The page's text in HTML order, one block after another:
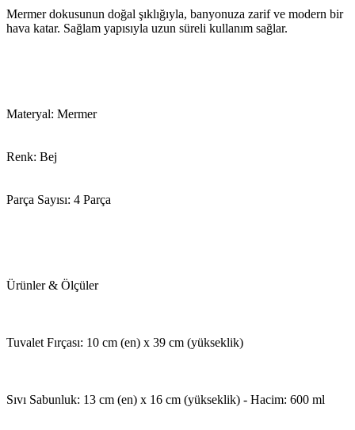
Mermer dokusunun doğal şıklığıyla, banyonuza zarif ve modern bir
hava katar. Sağlam yapısıyla uzun süreli kullanım sağlar.
Materyal: Mermer
Renk: Bej
Parça Sayısı: 4 Parça
Ürünler & Ölçüler
Tuvalet Fırçası: 10 cm (en) x 39 cm (yükseklik)
Sıvı Sabunluk: 13 cm (en) x 16 cm (yükseklik) - Hacim: 600 ml